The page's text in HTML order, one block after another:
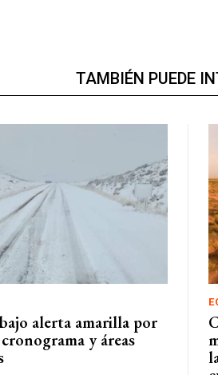
TAMBIÉN PUEDE
alerta amarilla por
y áreas